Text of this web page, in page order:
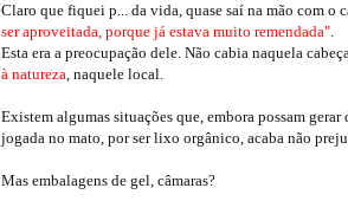
Claro que fiquei p... da vida, quase saí na mão com o
ser aproveitada, porque já estava muito remendada".
Esta era a preocupação dele. Não cabia naquela
à natureza, naquele local.
Existem algumas situações que, embora possam gerar
jogada no mato, por ser lixo orgânico, acaba não
Mas embalagens de gel, câmaras?